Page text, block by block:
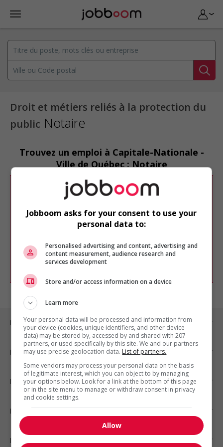
Droit et métiers reliés à la protection du
public Notaire
Trouvez un emploi à Capitale-Nationale -
Ville de Québec : Notaire
Désolé, cette recherche n'a produit aucun
résultat.
Veuillez faire une nouvelle recherche.
Vous pouvez en tout temps utiliser nos
chercher un poste selon votre profil
d'intérêt en emploi en vousinscrivant
comme membre Jobboom.
Emplois par ville
Emplois par secteur
Emplois par statut
Emplois par type
Nos suggestions
Jobboom asks for your consent to use your
personal data to:
Personalised advertising and content, advertising and
content measurement, audience research and
services development
Store and/or access information on a device
Learn more
Your personal data will be processed and information from
your device (cookies, unique identifiers, and other device
data) may be stored by, accessed by and shared with 207
partners, or used specifically by this site. We and our partners
may use precise geolocation data. List of partners.
Some vendors may process your personal data on the basis
of legitimate interest, which you can object to by managing
your options below. Look for a link at the bottom of this page
or in the site menu to manage or withdraw consent in privacy
and cookie settings.
Allow